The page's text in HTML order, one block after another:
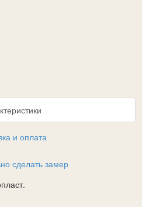
и оплата
сделать замер